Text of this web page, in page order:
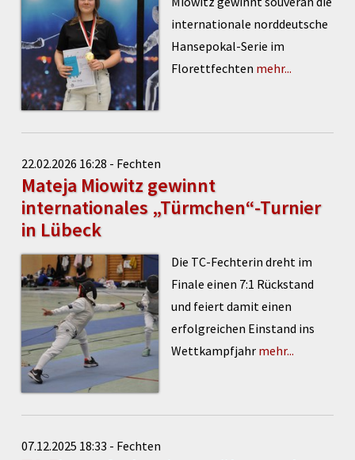
internationale norddeutsche
Hansepokal-Serie im
Florettfechten mehr...
22.02.2026 16:28 - Fechten
Mateja Miowitz gewinnt
internationales „Türmchen“-Turnier
in Lübeck
Die TC-Fechterin dreht im
Finale einen 7:1 Rückstand
und feiert damit einen
erfolgreichen Einstand ins
Wettkampfjahr mehr...
07.12.2025 18:33 - Fechten